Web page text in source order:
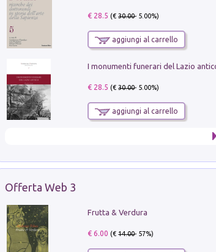
€ 28.5 (€30.00- 5.00%)
aggiungi al carrello
€ 28.5 (€30.00- 5.00%)
aggiungi al carrello
Offerta Web 3
Frutta & Verdura
€ 6.00 (€14.00- 57%)